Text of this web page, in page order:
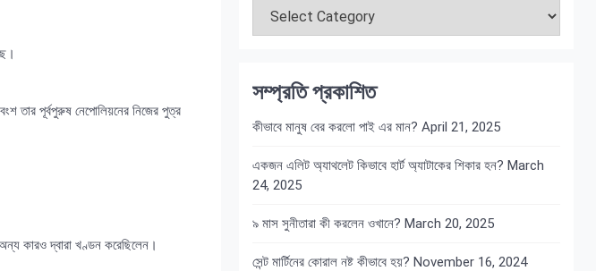
তার পূর্বপুরুষ নেপোলিয়নের নিজের পুত্র
অন্য কারও দ্বারা খণ্ডন করেছিলেন।
সম্প্রতি প্রকাশিত
কীভাবে মানুষ বের করলো পাই এর মান? April 21, 2025
একজন এলিট অ্যাথলেট কিভাবে হার্ট অ্যাটাকের শিকার হন? March
24, 2025
৯ মাস সুনীতারা কী করলেন ওখানে? March 20, 2025
সেন্ট মার্টিনের কোরাল নষ্ট কীভাবে হয়? November 16, 2024